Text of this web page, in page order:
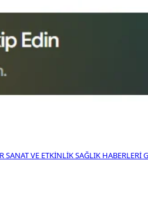
SANAT VE ETKINLIKSAĞLIK HABERLERI